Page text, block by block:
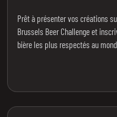
Prêt à présenter vos créations
Brussels Beer Challenge et
bière les plus respectés au